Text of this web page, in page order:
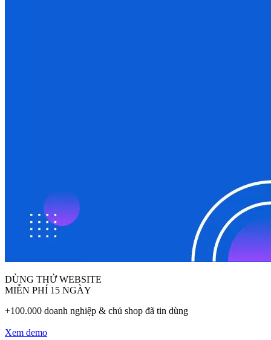
DÙNG THỬ WEBSITE
MIỄN PHÍ 15 NGÀY
+100.000 doanh nghiệp & chủ shop đã tin dùng
Xem demo